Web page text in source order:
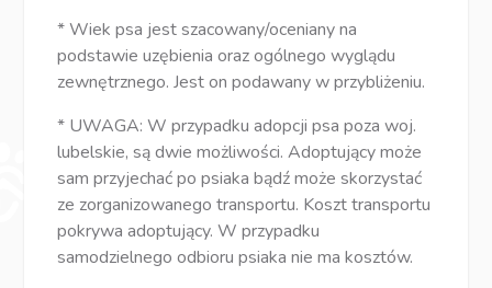
* Wiek psa jest szacowany/oceniany na
podstawie uzębienia oraz ogólnego wyglądu
zewnętrznego. Jest on podawany w przybliżeniu.
* UWAGA: W przypadku adopcji psa poza woj.
lubelskie, są dwie możliwości. Adoptujący może
sam przyjechać po psiaka bądź może skorzystać
ze zorganizowanego transportu. Koszt transportu
pokrywa adoptujący. W przypadku
samodzielnego odbioru psiaka nie ma kosztów.